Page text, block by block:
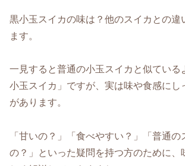
黒小玉スイカの味は？他のスイカとの違
ます。
一見すると普通の小玉スイカと似ている
小玉スイカ」ですが、実は味や食感にし
があります。
「甘いの？」「食べやすい？」「普通の
の？」といった疑問を持つ方のために、